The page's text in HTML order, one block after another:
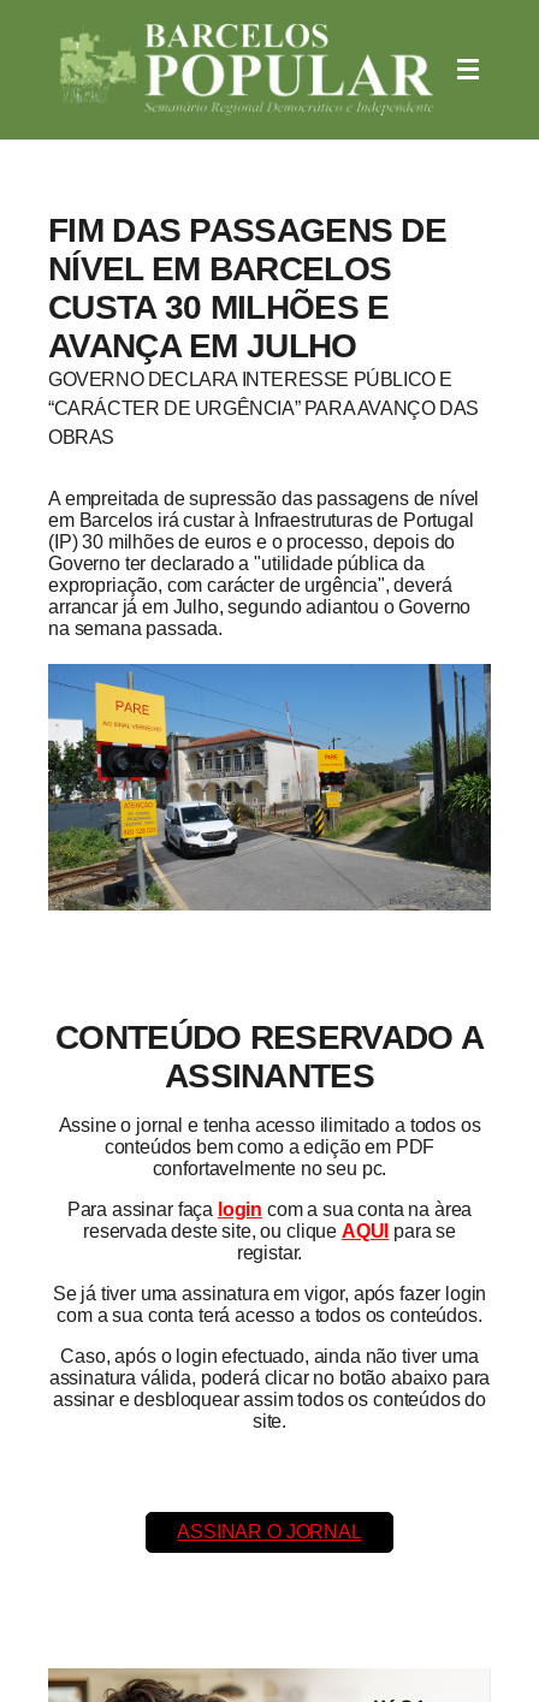
FIM DAS PASSAGENS DE
NÍVEL EM BARCELOS
CUSTA 30 MILHÕES E
AVANÇA EM JULHO
GOVERNO DECLARA INTERESSE PÚBLICO E
“CARÁCTER DE URGÊNCIA” PARA AVANÇO DAS
OBRAS
A empreitada de supressão das passagens de nível
em Barcelos irá custar à Infraestruturas de Portugal
(IP) 30 milhões de euros e o processo, depois do
Governo ter declarado a "utilidade pública da
expropriação, com carácter de urgência", deverá
arrancar já em Julho, segundo adiantou o Governo
na semana passada.
CONTEÚDO RESERVADO A
ASSINANTES
Assine o jornal e tenha acesso ilimitado a todos os
conteúdos bem como a edição em PDF
confortavelmente no seu pc.
Para assinar faça login com a sua conta na àrea
reservada deste site, ou clique AQUI para se
registar.
Se já tiver uma assinatura em vigor, após fazer login
com a sua conta terá acesso a todos os conteúdos.
Caso, após o login efectuado, ainda não tiver uma
assinatura válida, poderá clicar no botão abaixo para
assinar e desbloquear assim todos os conteúdos do
site.
ASSINAR O JORNAL